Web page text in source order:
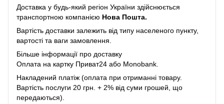
Доставка у будь-який регіон України здійснюється
транспортною компанією Нова Пошта.
Вартість доставки залежить від типу населеного пункту,
вартості та ваги замовлення.
Більше інформації про доставку
Оплата на картку Приват24 або Monobank.
Накладений платіж (оплата при отриманні товару.
Вартість послуги 20 грн. + 2% від суми грошей, що
передаються).